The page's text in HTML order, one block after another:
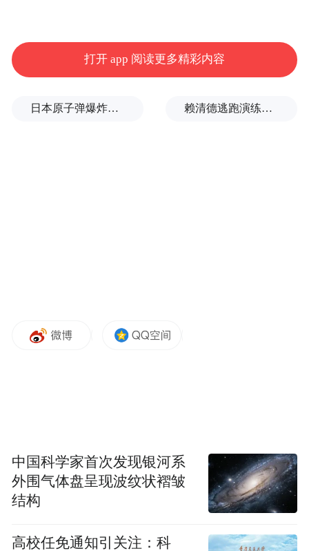
“能在这片森林里建造这样的地方，真的很惊
人，我们没想到它会与自然这么相融洽。环
植物、绿色的叶子，真的很特别，在中国旅
打开 app 阅读更多精彩内容
日本原子弹爆炸亲历者反对高市修改无核三原则，“她应该下台” 赖清德逃跑演练有美方人员参与，台媒体人：终于正式演练逃亡计划了
中国科学家首次发现银河系
外围气体盘呈现波纹状褶皱
结构
高校任免通知引关注：科